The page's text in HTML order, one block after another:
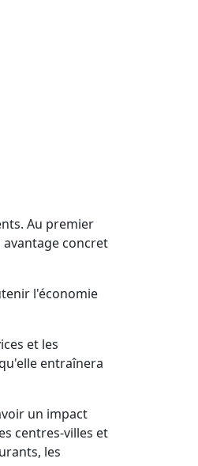
Au premier
concret
l'économie
et les
entraînera
un impact
centres-villes et
les